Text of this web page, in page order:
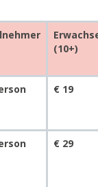
(10+)
€ 19
€ 29